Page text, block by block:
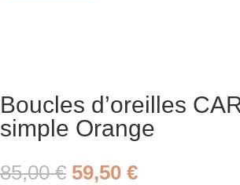
Boucles d’oreilles
simple Orange
85,00€ Le
59,50 €Le